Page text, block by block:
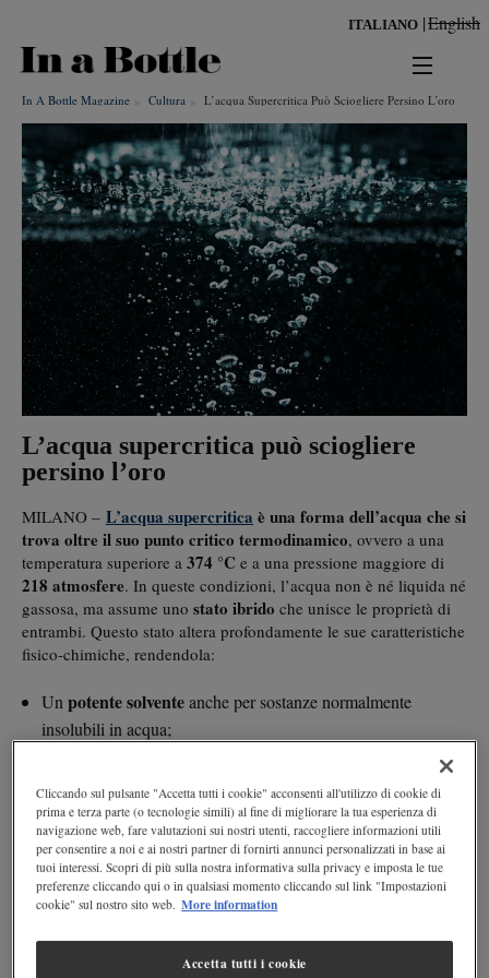
contenuto
ITALIANO English
Risultati per
news
territorio
benessere
cultura
persone
tendenze
In A Bottle Magazine Cultura L’acqua Supercritica Può Sciogliere Persino L’oro
L’acqua supercritica può sciogliere
persino l’oro
MILANO – L’acqua supercritica è una forma dell’acqua che si
trova oltre il suo punto critico termodinamico, ovvero a una
temperatura superiore a 374 °C e a una pressione maggiore di
218 atmosfere. In queste condizioni, l’acqua non è né liquida né
gassosa, ma assume uno stato ibrido che unisce le proprietà di
entrambi. Questo stato altera profondamente le sue caratteristiche
fisico-chimiche, rendendola:
Un potente solventeanche per sostanze normalmente
insolubili in acqua;
Priva di tensione superficiale, il che le permette di interagire
più facilmente con materiali solidi.
L’acqua che scioglie l’oro: un paradosso reale
L’oro è notoriamente uno dei metalli più resistenti alla corrosione
e alla dissoluzione. Tuttavia,in presenza di acqua supercritica
diagenti chimici opportuni(come zolfo, cloro o arsenico in
forma ossidata), anche questo metallo nobile può
Cliccando sul pulsante "Accetta tutti i cookie" acconsenti all'utilizzo di cookie di
prima e terza parte (o tecnologie simili) al fine di migliorare la tua esperienza di
navigazione web, fare valutazioni sui nostri utenti, raccogliere informazioni utili
per consentire a noi e ai nostri partner di fornirti annunci personalizzati in base ai
tuoi interessi. Scopri di più sulla nostra informativa sulla privacy e imposta le tue
preferenze cliccando qui o in qualsiasi momento cliccando sul link "Impostazioni
cookie" sul nostro sito web. More information
Accetta tutti i cookie